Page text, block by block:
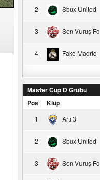
2 Sbux United
3 Son Vuruş Fc
4 Fake Madrid
Master Cup D Grubu
Pos
Klüp
1 Artı 3
2 Sbux United
3 Son Vuruş Fc